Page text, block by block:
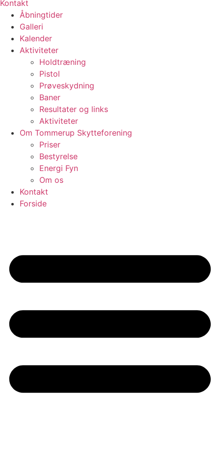
Kontakt
Åbningtider
Galleri
Kalender
Aktiviteter
Holdtræning
Pistol
Prøveskydning
Baner
Resultater og links
Aktiviteter
Om Tommerup Skytteforening
Priser
Bestyrelse
Energi Fyn
Om os
Kontakt
Forside